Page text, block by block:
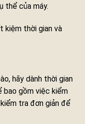
thể của máy.
kiệm thời gian và
hãy dành thời gian
bao gồm việc kiểm
tra đơn giản để